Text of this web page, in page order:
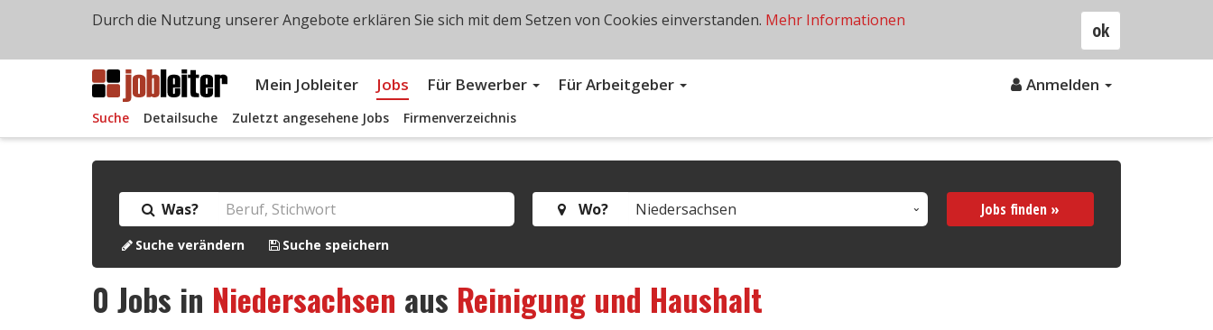
Mein Jobleiter Jobs Für Bewerber Für Arbeitgeber Anmelden
Suche Detailsuche Zuletzt angesehene Jobs Firmenverzeichnis
Was? Wo? Jobs finden »
Suche verändern Suche speichern
0 Jobs in Niedersachsen aus Reinigung und Haushalt
ok
Durch die Nutzung unserer Angebote erklären Sie sich mit dem Setzen von Cookies einverstanden. Mehr Informationen